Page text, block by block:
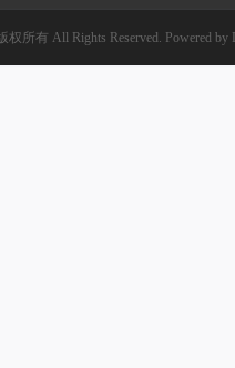
权所有 All Rights Reserved. Powered by